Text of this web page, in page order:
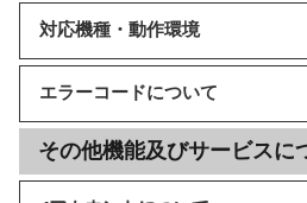
対応機種・動作環境
エラーコードについて
その他機能及びサービスに